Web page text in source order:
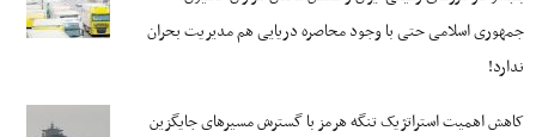
جمهوری اسلامی حتی با وجود محاصره دریایی هم مدیریت بحران
ندارد!
کاهش اهمیت استراتژیک تنگه‌ هرمز با گسترش مسیرهای جایگزین